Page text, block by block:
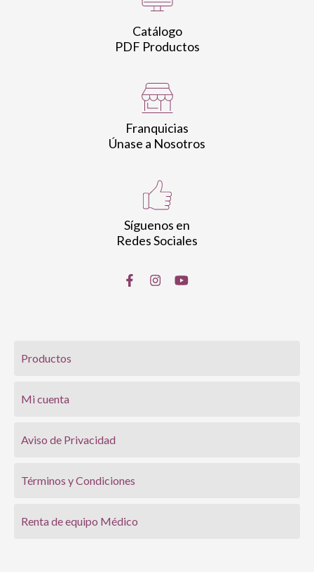
Catálogo
PDF Productos
Franquicias
Únase a Nosotros
Síguenos en
Redes Sociales
Productos
Mi cuenta
Aviso de Privacidad
Términos y Condiciones
Renta de equipo Médico